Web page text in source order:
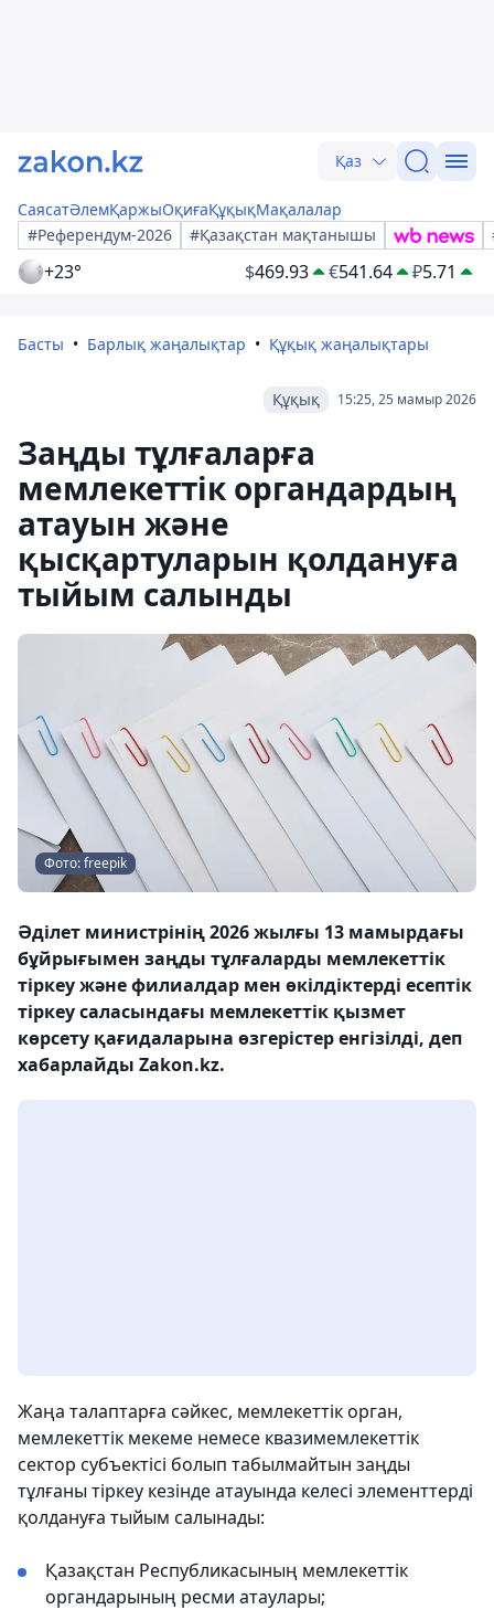
Қаз
СаясатӘлемҚаржыОқиғаҚұқықМақалалар
#Референдум-2026
#Қазақстан мақтанышы
+23° $469.93 €541.64 ₽5.71
Басты Барлық жаңалықтар Құқық жаңалықтары
15:25, 25 мамыр 2026
Құқық
Заңды тұлғаларға
мемлекеттік органдардың
атауын және
қысқартуларын қолдануға
тыйым салынды
Фото: freepik
Әділет министрінің 2026 жылғы 13 мамырдағы
бұйрығымен заңды тұлғаларды мемлекеттік
тіркеу және филиалдар мен өкілдіктерді есептік
тіркеу саласындағы мемлекеттік қызмет
көрсету қағидаларына өзгерістер енгізілді, деп
хабарлайды Zakon.kz.
Жаңа талаптарға сәйкес, мемлекеттік орган,
мемлекеттік мекеме немесе квазимемлекеттік
сектор субъектісі болып табылмайтын заңды
тұлғаны тіркеу кезінде атауында келесі элементтерді
қолдануға тыйым салынады:
Қазақстан Республикасының мемлекеттік
органдарының ресми атаулары;